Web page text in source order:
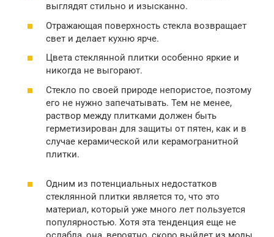
выглядят стильно и изысканно.
Отражающая поверхность стекла возвращает
свет и делает кухню ярче.
Цвета стеклянной плитки особенно яркие и
никогда не выгорают.
Стекло по своей природе непористое, поэтому
его не нужно запечатывать. Тем не менее,
раствор между плитками должен быть
герметизирован для защиты от пятен, как и в
случае керамической или керамогранитной
плитки.
Одним из потенциальных недостатков
стеклянной плитки является то, что это
материал, который уже много лет пользуется
популярностью. Хотя эта тенденция еще не